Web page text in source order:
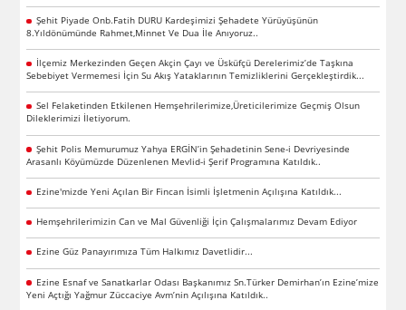
Şehit Piyade Onb.Fatih DURU Kardeşimizi Şehadete Yürüyüşünün
8.Yıldönümünde Rahmet,Minnet Ve Dua İle Anıyoruz..
İlçemiz Merkezinden Geçen Akçin Çayı ve Üsküfçü Derelerimiz’de Taşkına
Sebebiyet Vermemesi İçin Su Akış Yataklarının Temizliklerini Gerçekleştirdik...
Sel Felaketinden Etkilenen Hemşehrilerimize,Üreticilerimize Geçmiş Olsun
Dileklerimizi İletiyorum.
Şehit Polis Memurumuz Yahya ERGİN’in Şehadetinin Sene-i Devriyesinde
Arasanlı Köyümüzde Düzenlenen Mevlid-i Şerif Programına Katıldık..
Ezine'mizde Yeni Açılan Bir Fincan İsimli İşletmenin Açılışına Katıldık...
Hemşehrilerimizin Can ve Mal Güvenliği İçin Çalışmalarımız Devam Ediyor
Ezine Güz Panayırımıza Tüm Halkımız Davetlidir...
Ezine Esnaf ve Sanatkarlar Odası Başkanımız Sn.Türker Demirhan’ın Ezine’mize
Yeni Açtığı Yağmur Züccaciye Avm’nin Açılışına Katıldık..